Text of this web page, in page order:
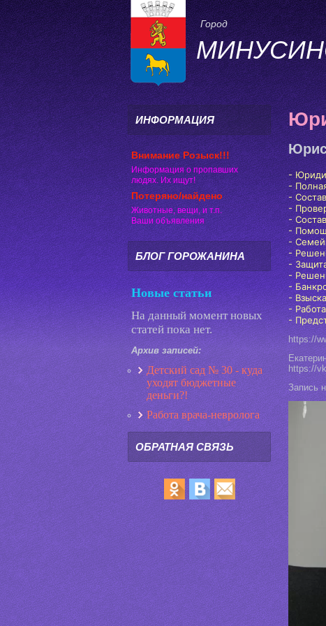
Город
ИНФОРМАЦИЯ
Внимание Розыск!!!
Информация о пропавших
людях. Их ищут!
Потеряно/найдено
Животные, вещи, и т.п.
Ваши объявления
БЛОГ ГОРОЖАНИНА
Новые статьи
На данный момент новых
статей пока нет.
Архив записей:
Детский сад № 30 - куда
уходят бюджетные
деньги?!
Работа врача-невролога
ОБРАТНАЯ СВЯЗЬ
-
-
-
-
-
-
-
-
-
-
-
-
-
-
https://
https://
Запись